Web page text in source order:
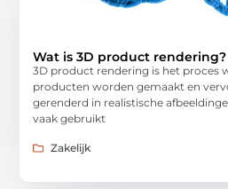
Wat is 3D product rendering?
3D product rendering is het proces
producten worden gemaakt en
gerenderd in realistische
vaak gebruikt
Zakelijk